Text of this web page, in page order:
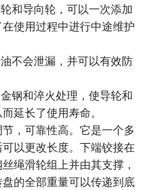
和导向轮，可以一次添加
使用过程中进行中途维护
不会泄漏，并可以有效防
钢和淬火处理，使导轮和
延长了使用寿命。
，可靠性高。它是一个多
以更改长度。下端铰接在
绳滑轮组上并由其支撑，
的全部重量可以传递到底